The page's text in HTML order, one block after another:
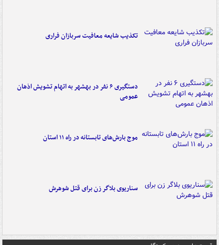
تکذیب شایعه معافیت سربازان فراری
دستگیری ۶ نفر در بهشهر به اتهام تشویش اذهان
عمومی
موج بارش‌های تابستانه در راه ۱۱ استان
سناریوی بلاگر زن برای قتل شوهرش